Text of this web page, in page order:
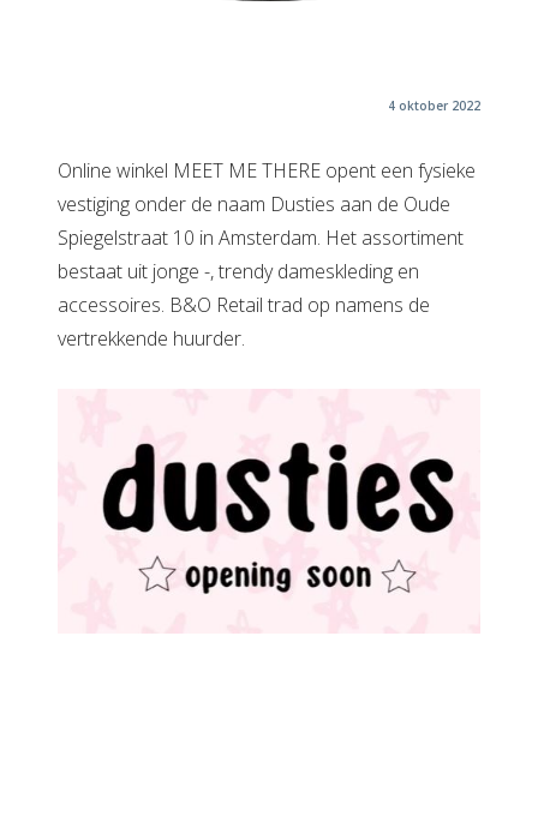
4 oktober 2022
Online winkel MEET ME THERE opent een fysieke
vestiging onder de naam Dusties aan de Oude
Spiegelstraat 10 in Amsterdam. Het assortiment
bestaat uit jonge -, trendy dameskleding en
accessoires. B&O Retail trad op namens de
vertrekkende huurder.